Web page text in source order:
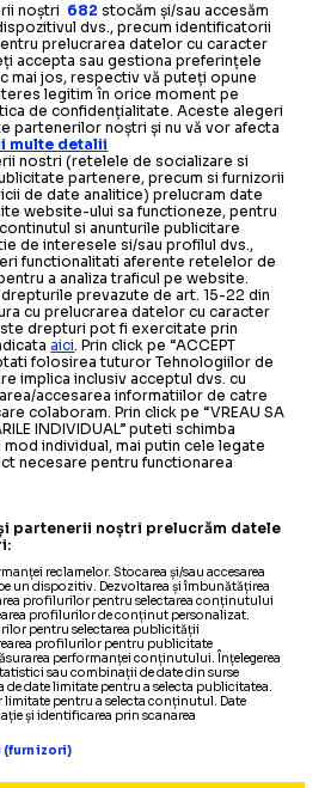
noștri 682 stocăm și/sau accesăm
dvs., precum identificatorii
prelucrarea datelor cu caracter
accepta sau gestiona preferințele
mai jos, respectiv vă puteți opune
legitim în orice moment pe
de confidențialitate. Aceste alegeri
partenerilor noștri și nu vă vor afecta
multe detalii
nostri (retelele de socializare si
partenere, precum si furnizorii
de date analitice) prelucram date
website-ului sa functioneze, pentru
si anunturile publicitare
de interesele si/sau profilul dvs.,
functionalitati aferente retelelor de
a analiza traficul pe website.
prevazute de art. 15-22 din
cu prelucrarea datelor cu caracter
drepturi pot fi exercitate prin
aici. Prin click pe “ACCEPT
folosirea tuturor Tehnologiilor de
implica inclusiv acceptul dvs. cu
accesarea informatiilor de catre
colaboram. Prin click pe “VREAU SA
INDIVIDUAL” puteti schimba
individual, mai putin cele legate
necesare pentru functionarea
partenerii noștri prelucrăm datele
reclamelor. Stocarea și/sau accesarea
un dispozitiv. Dezvoltarea și îmbunătățirea
profilurilor pentru selectarea conținutului
profilurilor de conținut personalizat.
pentru selectarea publicității
profilurilor pentru publicitate
performanței conținutului. Înțelegerea
sau combinații de date din surse
de date limitate pentru a selecta publicitatea.
limitate pentru a selecta conținutul. Date
și identificarea prin scanarea
(furnizori)